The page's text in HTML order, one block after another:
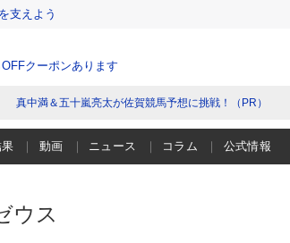
支えよう
OFFクーポンあります
真中満＆五十嵐亮太が佐賀競馬予想に挑戦！（PR）
動画 ニュース コラム 公式情報
ウス